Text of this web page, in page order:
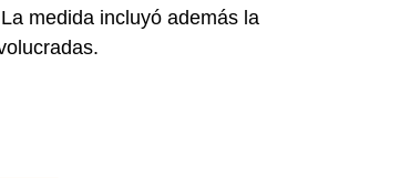
medida incluyó además la